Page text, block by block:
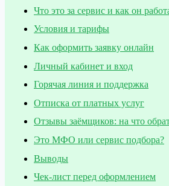
Что это за сервис и как он
Условия и тарифы
Как оформить заявку онлайн
Личный кабинет и вход
Горячая линия и поддержка
Отписка от платных услуг
Отзывы заёмщиков: на что
Это МФО или сервис подбора?
Выводы
Чек-лист перед оформлением